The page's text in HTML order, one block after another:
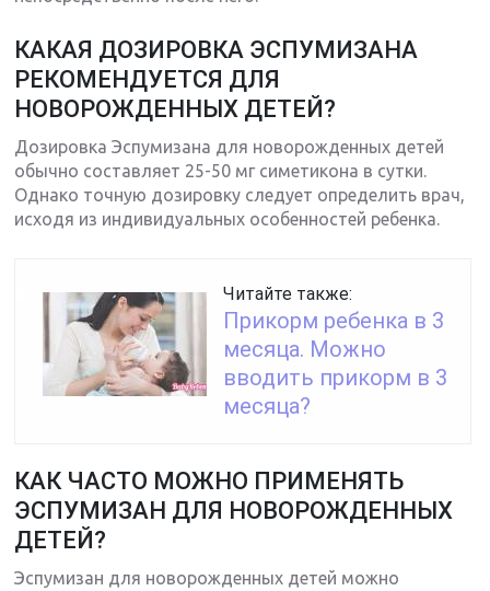
КАКАЯ ДОЗИРОВКА ЭСПУМИЗАНА
РЕКОМЕНДУЕТСЯ ДЛЯ
НОВОРОЖДЕННЫХ ДЕТЕЙ?
Дозировка Эспумизана для новорожденных детей
обычно составляет 25-50 мг симетикона в сутки.
Однако точную дозировку следует определить врач,
исходя из индивидуальных особенностей ребенка.
Читайте также:
Прикорм ребенка в 3
месяца. Можно
вводить прикорм в 3
месяца?
КАК ЧАСТО МОЖНО ПРИМЕНЯТЬ
ЭСПУМИЗАН ДЛЯ НОВОРОЖДЕННЫХ
ДЕТЕЙ?
Эспумизан для новорожденных детей можно